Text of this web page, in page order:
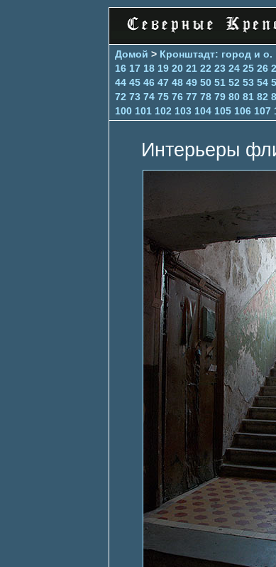
Домой > Кронштадт: город и о.
16 17 18 19 20 21 22 23 24 25 26
44 45 46 47 48 49 50 51 52 53 54
72 73 74 75 76 77 78 79 80 81 82
100 101 102 103 104 105 106 107
Интерьеры